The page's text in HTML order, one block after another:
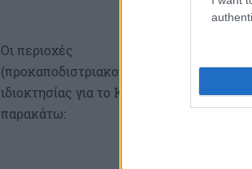
Οι περιοχές
(προκαποδιστριακοί ΟΤΑ) στις οποίες
ιδιοκτησίας για το Κτηματολόγιο και τα
παρακάτω: